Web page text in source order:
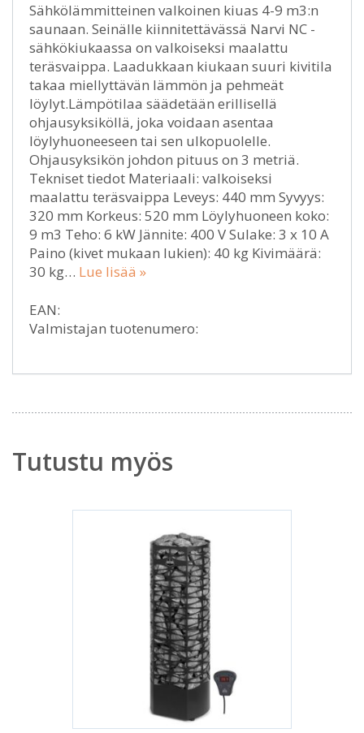
Sähkölämmitteinen valkoinen kiuas 4-9 m3:n
saunaan. Seinälle kiinnitettävässä Narvi NC -
sähkökiukaassa on valkoiseksi maalattu
teräsvaippa. Laadukkaan kiukaan suuri kivitila
takaa miellyttävän lämmön ja pehmeät
löylyt.Lämpötilaa säädetään erillisellä
ohjausyksiköllä, joka voidaan asentaa
löylyhuoneeseen tai sen ulkopuolelle.
Ohjausyksikön johdon pituus on 3 metriä.
Tekniset tiedot Materiaali: valkoiseksi
maalattu teräsvaippa Leveys: 440 mm Syvyys:
320 mm Korkeus: 520 mm Löylyhuoneen koko:
9 m3 Teho: 6 kW Jännite: 400 V Sulake: 3 x 10 A
Paino (kivet mukaan lukien): 40 kg Kivimäärä:
30 kg… Lue lisää »
EAN:
Valmistajan tuotenumero:
Tutustu myös